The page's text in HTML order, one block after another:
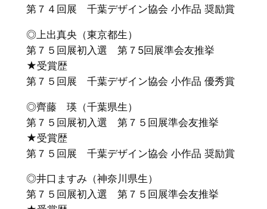
第７４回展 千葉デザイン協会 小作品 奨励賞
◎上出真央（東京都生）
第７５回展初入選 第７5回展準会友推挙
★受賞歴
第７５回展 千葉デザイン協会 小作品 優秀賞
◎齊藤 瑛（千葉県生）
第７５回展初入選 第７５回展準会友推挙
★受賞歴
第７５回展 千葉デザイン協会 小作品 奨励賞
◎井口ますみ（神奈川県生）
第７５回展初入選 第７５回展準会友推挙